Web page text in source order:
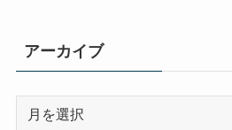
アーカイブ